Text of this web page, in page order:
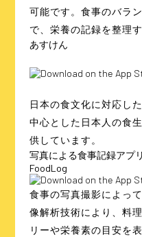
可能です。食事のバラ
で、栄養の記録を整理
あすけん
日本の食文化に対応し
中心とした日本人の食
供しています。
写真による食事記録アプリ
FoodLog
食事の写真撮影によっ
像解析技術により、料
リーや栄養素の目安を